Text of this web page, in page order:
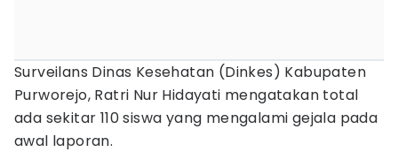
Surveilans Dinas Kesehatan (Dinkes) Kabupaten
Purworejo, Ratri Nur Hidayati mengatakan total
ada sekitar 110 siswa yang mengalami gejala pada
awal laporan.